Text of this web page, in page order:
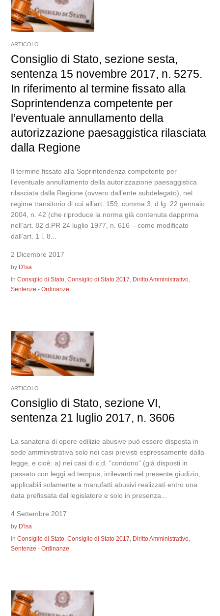
ARTICOLO
Consiglio di Stato, sezione sesta,
sentenza 15 novembre 2017, n. 5275.
In riferimento al termine fissato alla
Soprintendenza competente per
l’eventuale annullamento della
autorizzazione paesaggistica rilasciata
dalla Regione
Il termine fissato alla Soprintendenza competente per
l’eventuale annullamento della autorizzazione paesaggistica
rilasciata dalla Regione (ovvero dall’ente subdelegato), nel
regime transitorio di cui all’art. 159, comma 3, d.lg. 22 gennaio
2004, n. 42 (che riproduce la norma già contenuta dapprima
nell’art. 82 d.PR 24 luglio 1977, n. 616 – come modificato
dall’art. 1 l. 8...
2 Dicembre 2017
by D'Isa
InConsiglio di Stato,Consiglio di Stato 2017, Diritto Amministrativo,
Sentenze - Ordinanze
ARTICOLO
Consiglio di Stato, sezione VI,
sentenza 21 luglio 2017, n. 3606
La sanatoria di opere edilizie abusive può essere disposta in
sede amministrativa solo nei casi previsti espressamente dalla
legge, e cioè: a) nei casi di c.d. “condono” (già disposti in
passato con leggi ad tempus, irrilevanti nel presente giudizio,
applicabili solamente a manufatti abusivi realizzati entro una
data prefissata dal legislatore e solo in presenza...
4 Settembre 2017
by D'Isa
InConsiglio di Stato ,Consiglio di Stato 2017 Diritto Amministrativo
Sentenze - Ordinanze